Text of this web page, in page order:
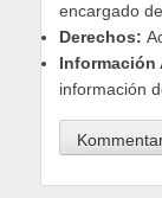
encargado
Derechos:
Información
información